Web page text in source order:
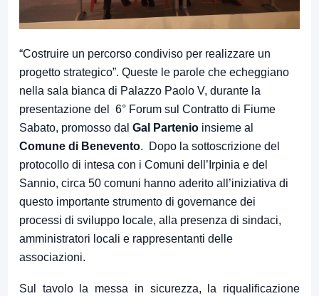
“Costruire un percorso condiviso per realizzare un
progetto strategico”. Queste le parole che echeggiano
nella sala bianca di Palazzo Paolo V, durante la
presentazione del 6° Forum sul Contratto di Fiume
Sabato, promosso dal Gal Partenio insieme al
Comune di Benevento. Dopo la sottoscrizione del
protocollo di intesa con i Comuni dell’Irpinia e del
Sannio, circa 50 comuni hanno aderito all’iniziativa di
questo importante strumento di governance dei
processi di sviluppo locale, alla presenza di sindaci,
amministratori locali e rappresentanti delle
associazioni.
Sul tavolo la messa in sicurezza, la riqualificazione